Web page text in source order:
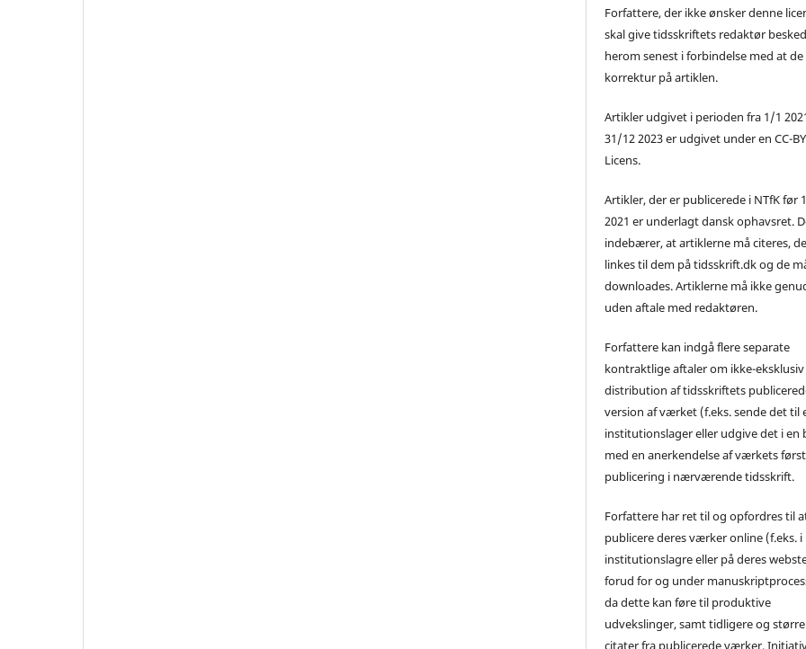
Forfattere, der ikke ønsker denne
skal give tidsskriftets redaktør besked
herom senest i forbindelse med at
korrektur på artiklen.
Artikler udgivet i perioden fra 1/1
31/12 2023 er udgivet under en CC-
Licens.
Artikler, der er publicerede i NTfK før
2021 er underlagt dansk ophavsret.
indebærer, at artiklerne må citeres,
linkes til dem på tidsskrift.dk og de
downloades. Artiklerne må ikke
uden aftale med redaktøren.
Forfattere kan indgå flere separate
kontraktlige aftaler om ikke-eksklusiv
distribution af tidsskriftets
version af værket (f.eks. sende det til
institutionslager eller udgive det i en
med en anerkendelse af værkets
publicering i nærværende tidsskrift.
Forfattere har ret til og opfordres til
publicere deres værker online (f.eks. i
institutionslagre eller på deres
forud for og under
da dette kan føre til produktive
udvekslinger, samt tidligere og større
citater fra publicerede værker.